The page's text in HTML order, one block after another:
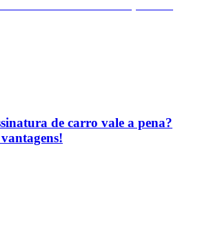
de carro vale a pena?